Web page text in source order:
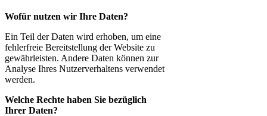
Wofür nutzen wir Ihre Daten?
Ein Teil der Daten wird erhoben, um eine
fehlerfreie Bereitstellung der Website zu
gewährleisten. Andere Daten können zur
Analyse Ihres Nutzerverhaltens verwendet
werden.
Welche Rechte haben Sie bezüglich
Ihrer Daten?